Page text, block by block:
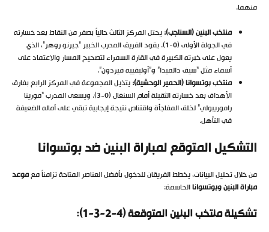
منهما.
منتخب البنين (السناجب):يحتل المركز الثالث حالياً بصفر من النقاط بعد خسارته
في الجولة الأولى (0-1). يقود الفريق المدرب الخبير “جيرنو روهر”، الذي
يعول على خبرته الكبيرة في القارة السمراء لتصحيح المسار والاعتماد على
أسماء مثل “سيف دالميدا” و”أوليفييه فيردون”.
منتخب بوتسوانا (الحمير الوحشية):يتذيل المجموعة في المركز الرابع بفارق
الأهداف بعد خسارته الثقيلة أمام السنغال (0-3). ويسعى المدرب “مورينا
راموريبولي” لخلق المفاجأة واقتناص نتيجة إيجابية تبقي على آماله الضعيفة
في التأهل.
التشكيل المتوقع لمباراة البنين ضد بوتسوانا
من خلال تحليل البيانات، يخطط الفريقان للدخول بأفضل العناصر المتاحة تزامناً معموعد
مباراة البنين وبوتسواناالحاسمة:
تشكيلة منتخب البنين المتوقعة (4-2-3-1 ):